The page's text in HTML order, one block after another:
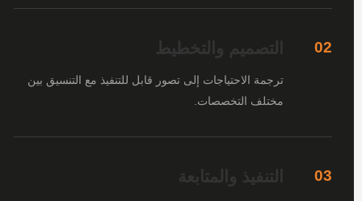
02 التصميم والتخطيط
ترجمة الاحتياجات إلى تصور قابل للتنفيذ مع التنسيق بين
مختلف التخصصات.
03 التنفيذ والمتابعة